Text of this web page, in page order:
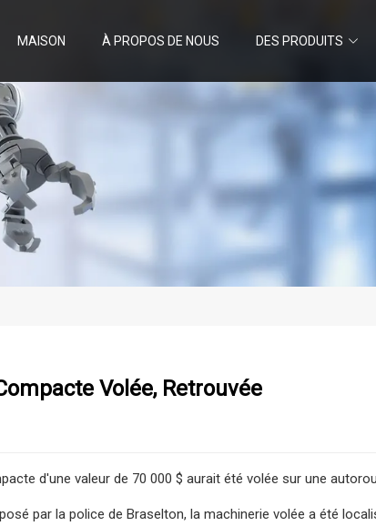
MAISON À PROPOS DE NOUS DES PRODUITS
Volée, Retrouvée
d'une valeur de 70 000 $ aurait été volée sur une
par la police de Braselton, la machinerie volée a été